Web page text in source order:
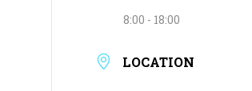
8:00 - 18:00
LOCATION